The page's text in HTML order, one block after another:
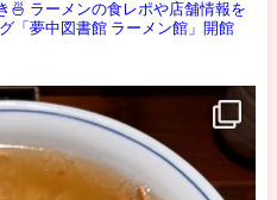
🍜 ラーメンの食レポや店舗情報を
「夢中図書館 ラーメン館」開館